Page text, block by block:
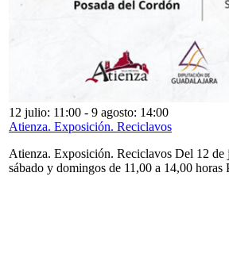
12 julio: 11:00 - 9 agosto: 14:00
Atienza. Exposición. Reciclavos
Atienza. Exposición. Reciclavos Del 12 de
sábado y domingos de 11,00 a 14,00 horas